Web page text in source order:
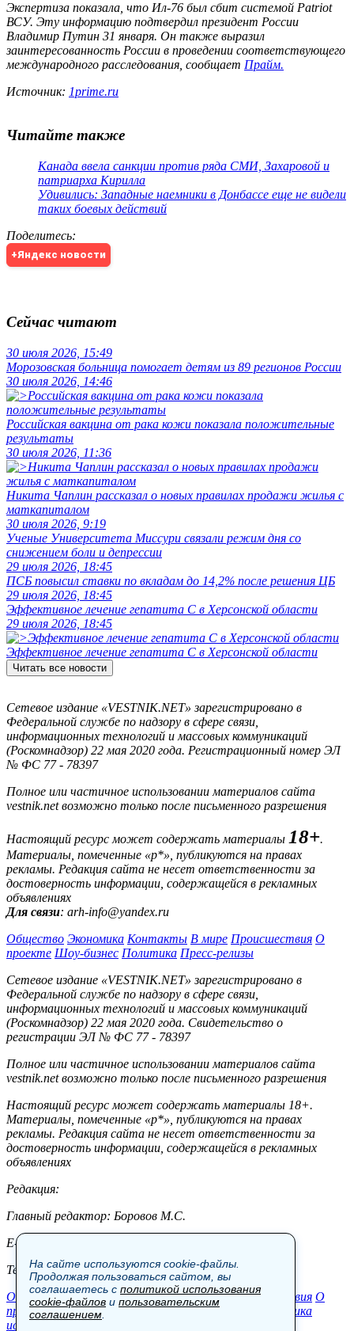
Экспертиза показала, что Ил-76 был сбит системой Patriot
ВСУ. Эту информацию подтвердил президент России
Владимир Путин 31 января. Он также выразил
заинтересованность России в проведении соответствующего
международного расследования, сообщает Прайм.
Источник: 1prime.ru
Читайте также
Канада ввела санкции против ряда СМИ, Захаровой и
патриарха Кирилла
Удивились: Западные наемники в Донбассе еще не видели
таких боевых действий
Поделитесь:
+Яндекс новости
Сейчас читают
30 июля 2026, 15:49
Морозовская больница помогает детям из 89 регионов России
30 июля 2026, 14:46
Российская вакцина от рака кожи показала положительные
результаты
30 июля 2026, 11:36
Никита Чаплин рассказал о новых правилах продажи жилья с
маткапиталом
30 июля 2026, 9:19
Ученые Университета Миссури связали режим дня со
снижением боли и депрессии
29 июля 2026, 18:45
ПСБ повысил ставки по вкладам до 14,2% после решения ЦБ
29 июля 2026, 18:45
Эффективное лечение гепатита C в Херсонской области
29 июля 2026, 18:45
Эффективное лечение гепатита C в Херсонской области
Читать все новости
Сетевое издание «VESTNIK.NET» зарегистрировано в
Федеральной службе по надзору в сфере связи,
информационных технологий и массовых коммуникаций
(Роскомнадзор) 22 мая 2020 года. Регистрационный номер ЭЛ
№ ФС 77 - 78397
Полное или частичное использовании материалов сайта
vestnik.net возможно только после письменного разрешения
Настоящий ресурс может содержать материалы 18+.
Материалы, помеченные «р*», публикуются на правах
рекламы. Редакция сайта не несет ответственности за
достоверность информации, содержащейся в рекламных
объявлениях
Для связи: arh-info@yandex.ru
Общество Экономика Контакты В мире Происшествия О
проекте Шоу-бизнес Политика Пресс-релизы
Сетевое издание «VESTNIK.NET» зарегистрировано в
Федеральной службе по надзору в сфере связи,
информационных технологий и массовых коммуникаций
(Роскомнадзор) 22 мая 2020 года. Свидетельство о
регистрации ЭЛ № ФС 77 - 78397
Полное или частичное использовании материалов сайта
vestnik.net возможно только после письменного разрешения
Настоящий ресурс может содержать материалы 18+.
Материалы, помеченные «р*», публикуются на правах
рекламы. Редакция сайта не несет ответственности за
достоверность информации, содержащейся в рекламных
объявлениях
Редакция:
Главный редактор: Боровов М.С.
E-mail: site@vestnik.net, reb.msk@yandex.ru
Тел.: +7 (921) 720-00-97
Общество Экономика Контакты В мире Происшествия О
проекте Шоу-бизнес Политика Пресс-релизы
Политика
использования cookie-файлов
На сайте используются cookie-файлы.
Продолжая пользоваться сайтом, вы
соглашаетесь с политикой использования
cookie-файлов и пользовательским
соглашением